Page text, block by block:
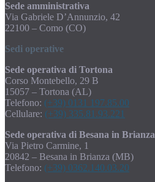
Sede amministrativa
Via Gabriele D’Annunzio, 42
22100 – Como (CO)
Sedi operative
Sede operativa di Tortona
Corso Montebello, 29 B
15057 – Tortona (AL)
Telefono: (+39) 0131 197.85.00
Cellulare: (+39) 335.81.93.221
Sede operativa di Besana in Brianza
Via Pietro Carmine, 1
20842 – Besana in Brianza (MB)
Telefono: (+39) 0362.140.03.20